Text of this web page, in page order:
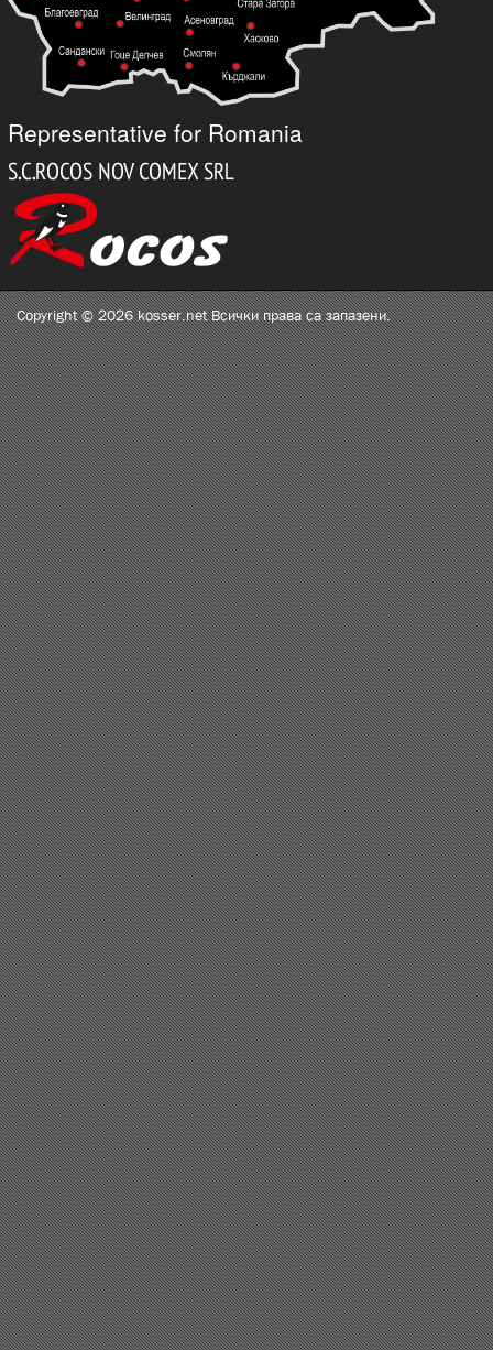
Representative for Romania
Copyright © 2026 kosser.net Всички права са запазени.